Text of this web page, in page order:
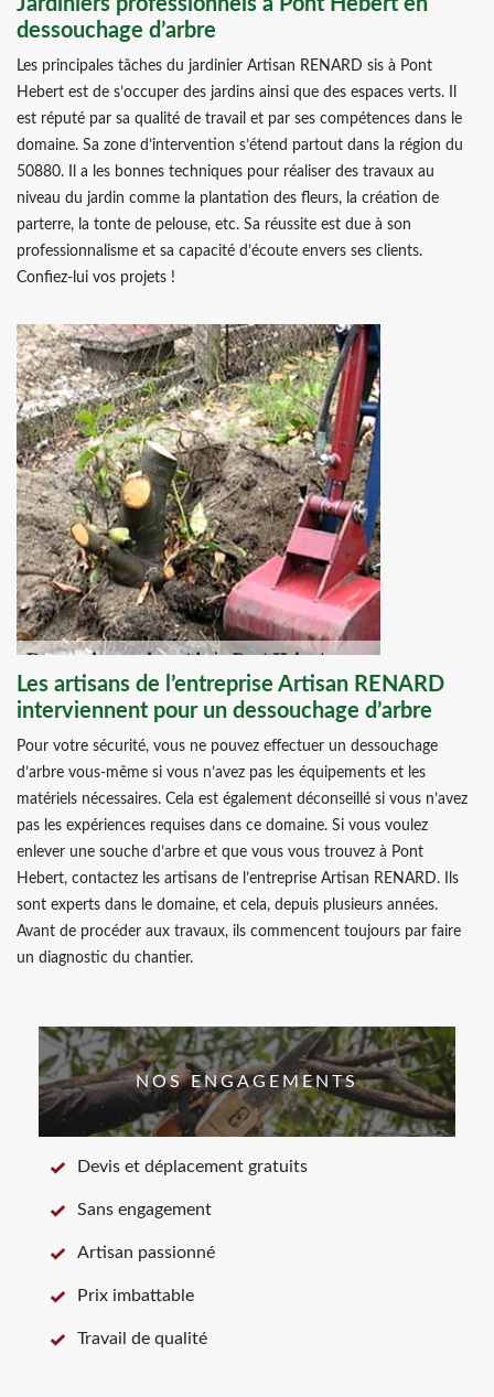
Jardiniers professionnels à Pont Hebert en
dessouchage d’arbre
Les principales tâches du jardinier Artisan RENARD sis à Pont
Hebert est de s’occuper des jardins ainsi que des espaces verts. Il
est réputé par sa qualité de travail et par ses compétences dans le
domaine. Sa zone d’intervention s’étend partout dans la région du
50880. Il a les bonnes techniques pour réaliser des travaux au
niveau du jardin comme la plantation des fleurs, la création de
parterre, la tonte de pelouse, etc. Sa réussite est due à son
professionnalisme et sa capacité d’écoute envers ses clients.
Confiez-lui vos projets !
Les artisans de l’entreprise Artisan RENARD
interviennent pour un dessouchage d’arbre
Pour votre sécurité, vous ne pouvez effectuer un dessouchage
d’arbre vous-même si vous n’avez pas les équipements et les
matériels nécessaires. Cela est également déconseillé si vous n’avez
pas les expériences requises dans ce domaine. Si vous voulez
enlever une souche d’arbre et que vous vous trouvez à Pont
Hebert, contactez les artisans de l’entreprise Artisan RENARD. Ils
sont experts dans le domaine, et cela, depuis plusieurs années.
Avant de procéder aux travaux, ils commencent toujours par faire
un diagnostic du chantier.
NOS ENGAGEMENTS
Devis et déplacement gratuits
Sans engagement
Artisan passionné
Prix imbattable
Travail de qualité